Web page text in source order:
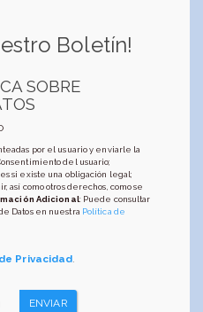
Boletín!
SOBRE
por el usuario y enviarle la
del usuario;
si existe una obligación legal;
así como otros derechos, como se
Adicional: Puede consultar
Datos en nuestra Política de
Privacidad.
ENVIAR